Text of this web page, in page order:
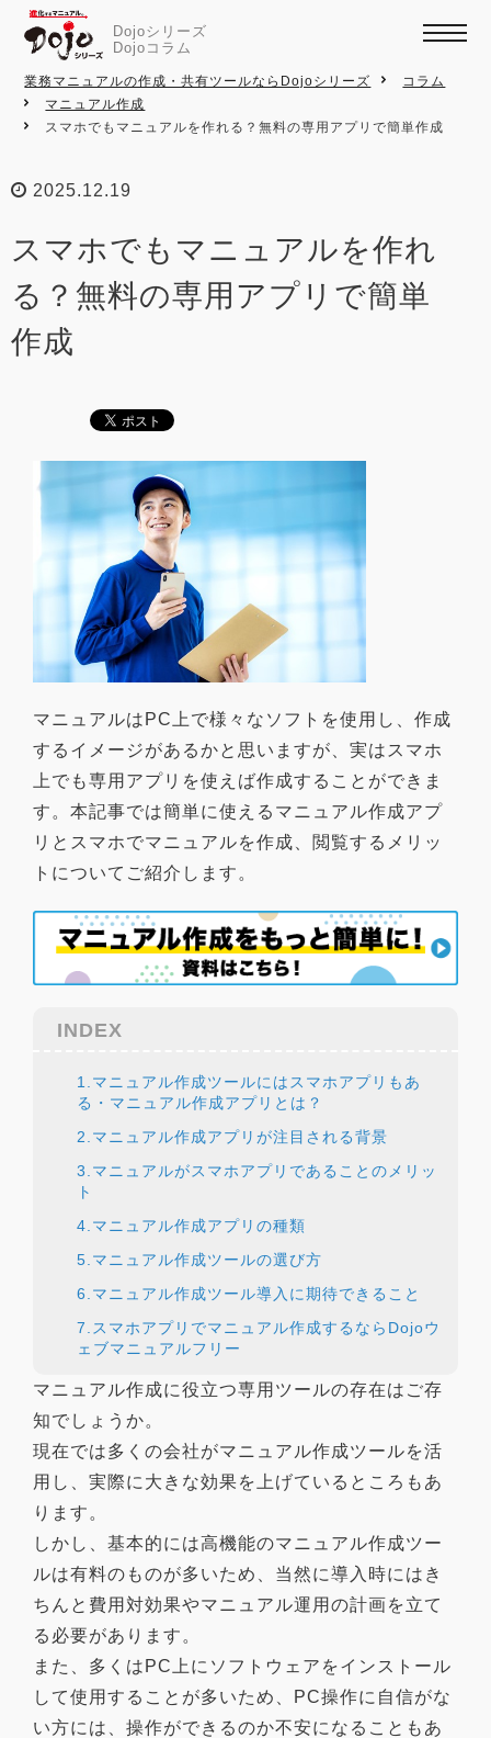
Dojoシリーズ
Dojoコラム
業務マニュアルの作成・共有ツールならDojoシリーズ
コラム
マニュアル作成
スマホでもマニュアルを作れる？無料の専用アプリで簡単作成
2025.12.19
スマホでもマニュアルを作れ
る？無料の専用アプリで簡単
作成
マニュアルはPC上で様々なソフトを使用し、作成
するイメージがあるかと思いますが、実はスマホ
上でも専用アプリを使えば作成することができま
す。本記事では簡単に使えるマニュアル作成アプ
リとスマホでマニュアルを作成、閲覧するメリッ
トについてご紹介します。
INDEX
1.マニュアル作成ツールにはスマホアプリもあ
る・マニュアル作成アプリとは？
2.マニュアル作成アプリが注目される背景
3.マニュアルがスマホアプリであることのメリッ
ト
4.マニュアル作成アプリの種類
5.マニュアル作成ツールの選び方
6.マニュアル作成ツール導入に期待できること
7.スマホアプリでマニュアル作成するならDojoウ
ェブマニュアルフリー
マニュアル作成に役立つ専用ツールの存在はご存
知でしょうか。
現在では多くの会社がマニュアル作成ツールを活
用し、実際に大きな効果を上げているところもあ
ります。
しかし、基本的には高機能のマニュアル作成ツー
ルは有料のものが多いため、当然に導入時にはき
ちんと費用対効果やマニュアル運用の計画を立て
る必要があります。
また、多くはPC上にソフトウェアをインストール
して使用することが多いため、PC操作に自信がな
い方には、操作ができるのか不安になることもあ